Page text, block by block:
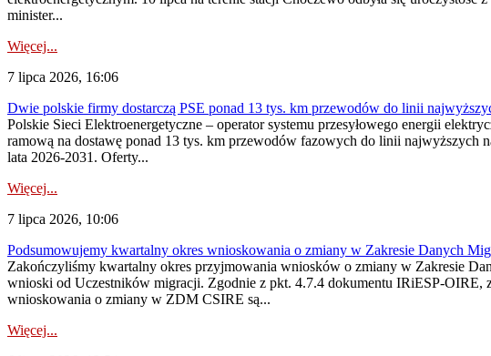
minister...
Więcej...
7 lipca 2026, 16:06
Dwie polskie firmy dostarczą PSE ponad 13 tys. km przewodów do linii
Polskie Sieci Elektroenergetyczne – operator systemu przesyłowego energii
ramową na dostawę ponad 13 tys. km przewodów fazowych do linii najwyższych
lata 2026-2031. Oferty...
Więcej...
7 lipca 2026, 10:06
Podsumowujemy kwartalny okres wnioskowania o zmiany w Zakresie Danych
Zakończyliśmy kwartalny okres przyjmowania wniosków o zmiany w Zakresie
wnioski od Uczestników migracji. Zgodnie z pkt. 4.7.4 dokumentu IRiESP-OIRE,
wnioskowania o zmiany w ZDM CSIRE są...
Więcej...